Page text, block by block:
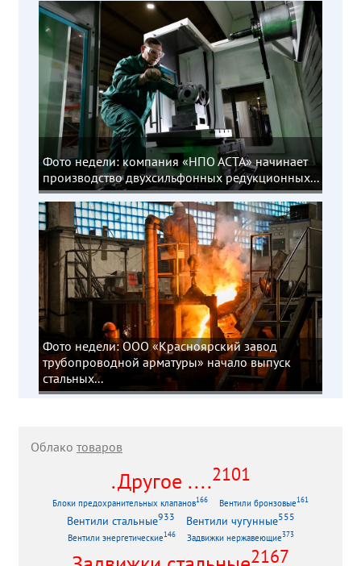
Фото недели: компания «НПО АСТА» начинает
производство двухсильфонных редукционных...
Фото недели: ООО «Красноярский завод
трубопроводной арматуры» начало выпуск
стальных...
Облако товаров
.Другое ....2101
Блоки предохранительных клапанов166 Вентили бронзовые161
Вентили стальные933 Вентили чугунные555
Вентили энергетические146 Задвижки нержавеющие373
2167